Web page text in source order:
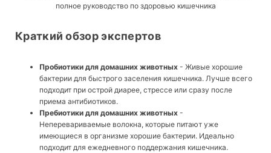
полное руководство по здоровью кишечника
Краткий обзор экспертов
Пробиотики для домашних животных - Живые хорошие
бактерии для быстрого заселения кишечника. Лучше всего
подходит при острой диарее, стрессе или сразу после
приема антибиотиков.
Пребиотики для домашних животных -
Неперевариваемые волокна, которые питают уже
имеющиеся в организме хорошие бактерии. Идеально
подходит для ежедневного поддержания кишечника.